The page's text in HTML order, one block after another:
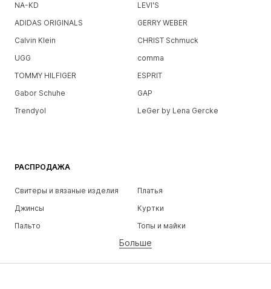
NA-KD
LEVI'S
ADIDAS ORIGINALS
GERRY WEBER
Calvin Klein
CHRIST Schmuck
UGG
comma
TOMMY HILFIGER
ESPRIT
Gabor Schuhe
GAP
Trendyol
LeGer by Lena Gercke
РАСПРОДАЖА
Свитеры и вязаные изделия
Платья
Джинсы
Куртки
Пальто
Топы и майки
Белье
Юбки
Блузки и туники
Больше